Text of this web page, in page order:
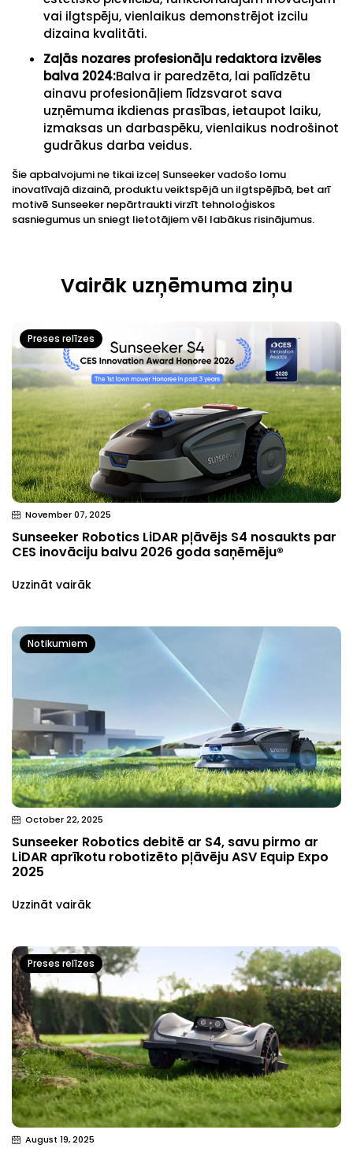
vai ilgtspēju, vienlaikus demonstrējot izcilu
dizaina kvalitāti.
Zaļās nozares profesionāļu redaktora izvēles
balva 2024:Balva ir paredzēta, lai palīdzētu
ainavu profesionāļiem līdzsvarot sava
uzņēmuma ikdienas prasības, ietaupot laiku,
izmaksas un darbaspēku, vienlaikus nodrošinot
gudrākus darba veidus.
Šie apbalvojumi ne tikai izceļ Sunseeker vadošo lomu
inovatīvajā dizainā, produktu veiktspējā un ilgtspējībā, bet arī
motivē Sunseeker nepārtraukti virzīt tehnoloģiskos
sasniegumus un sniegt lietotājiem vēl labākus risinājumus.
Vairāk uzņēmuma ziņu
Preses relīzes
November 07, 2025
Sunseeker Robotics LiDAR pļāvējs S4 nosaukts par
CES inovāciju balvu 2026 goda saņēmēju®
Uzzināt vairāk
Notikumiem
October 22, 2025
Sunseeker Robotics debitē ar S4, savu pirmo ar
LiDAR aprīkotu robotizēto pļāvēju ASV Equip Expo
2025
Uzzināt vairāk
Preses relīzes
August 19, 2025